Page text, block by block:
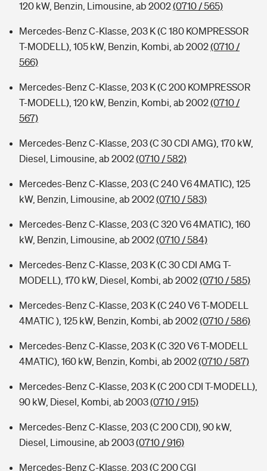
120 kW, Benzin, Limousine, ab 2002(0710 / 565)
Mercedes-Benz C-Klasse, 203 K (C 180 KOMPRESSOR
T-MODELL), 105 kW, Benzin, Kombi, ab 2002(0710 /
566)
Mercedes-Benz C-Klasse, 203 K (C 200 KOMPRESSOR
T-MODELL), 120 kW, Benzin, Kombi, ab 2002(0710 /
567)
Mercedes-Benz C-Klasse, 203 (C 30 CDI AMG), 170 kW,
Diesel, Limousine, ab 2002(0710 / 582)
Mercedes-Benz C-Klasse, 203 (C 240 V6 4MATIC), 125
kW, Benzin, Limousine, ab 2002(0710 / 583)
Mercedes-Benz C-Klasse, 203 (C 320 V6 4MATIC), 160
kW, Benzin, Limousine, ab 2002(0710 / 584)
Mercedes-Benz C-Klasse, 203 K (C 30 CDI AMG T-
MODELL), 170 kW, Diesel, Kombi, ab 2002(0710 / 585)
Mercedes-Benz C-Klasse, 203 K (C 240 V6 T-MODELL
4MATIC ), 125 kW, Benzin, Kombi, ab 2002(0710 / 586)
Mercedes-Benz C-Klasse, 203 K (C 320 V6 T-MODELL
4MATIC), 160 kW, Benzin, Kombi, ab 2002(0710 / 587)
Mercedes-Benz C-Klasse, 203 K (C 200 CDI T-MODELL),
90 kW, Diesel, Kombi, ab 2003(0710 / 915)
Mercedes-Benz C-Klasse, 203 (C 200 CDI), 90 kW,
Diesel, Limousine, ab 2003(0710 / 916)
Mercedes-Benz C-Klasse, 203 (C 200 CGI